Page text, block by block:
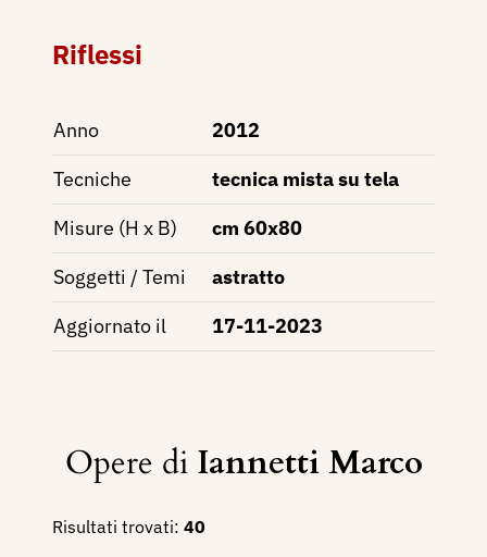
Riflessi
Anno
2012
Tecniche
tecnica mista su tela
Misure (H x B)
cm 60x80
Soggetti / Temi
astratto
Aggiornato il
17-11-2023
Opere di Iannetti Marco
Risultati trovati: 40